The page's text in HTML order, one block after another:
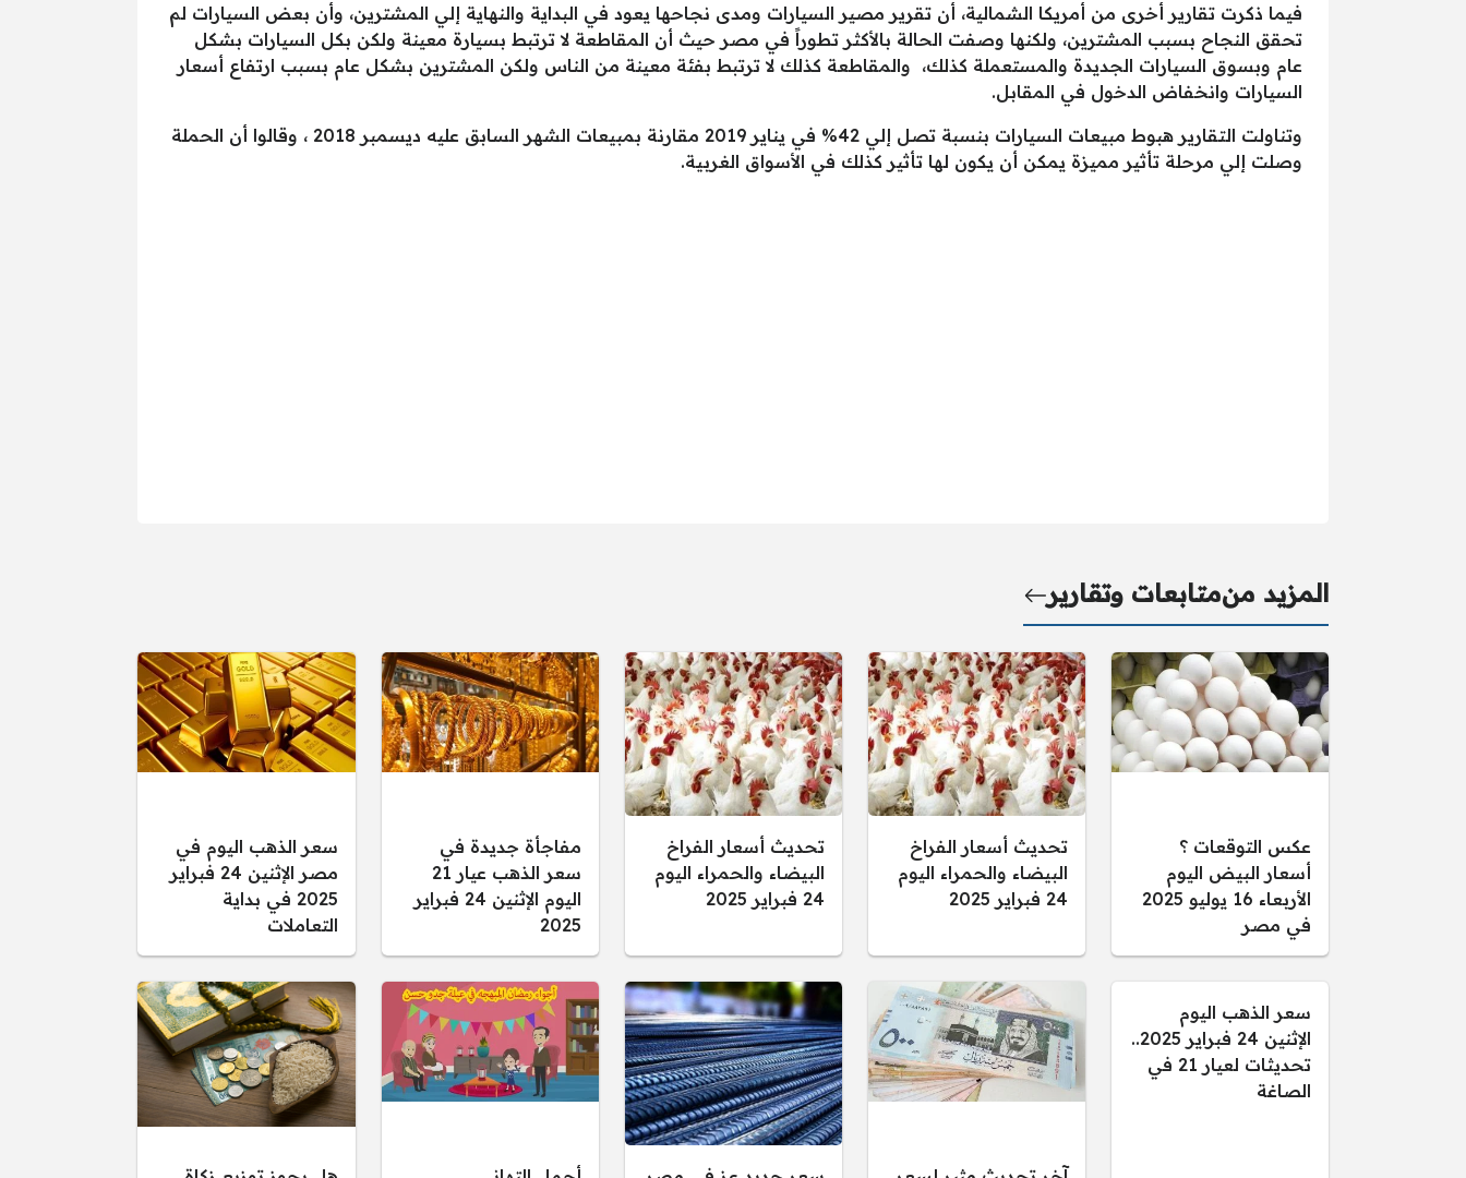
فيما ذكرت تقارير أخرى من أمريكا الشمالية، أن تقرير مصير السيارات ومدى نجاحها يعود في البداية والنهاية إلي المشترين، وأن بعض السيارات لم
تحقق النجاح بسبب المشترين، ولكنها وصفت الحالة بالأكثر تطوراً في مصر حيث أن المقاطعة لا ترتبط بسيارة معينة ولكن بكل السيارات بشكل
عام وبسوق السيارات الجديدة والمستعملة كذلك، والمقاطعة كذلك لا ترتبط بفئة معينة من الناس ولكن المشترين بشكل عام بسبب ارتفاع أسعار
السيارات وانخفاض الدخول في المقابل.
وتناولت التقارير هبوط مبيعات السيارات بنسبة تصل إلي 42% في يناير 2019 مقارنة بمبيعات الشهر السابق عليه ديسمبر 2018 ، وقالوا أن الحملة
وصلت إلي مرحلة تأثير مميزة يمكن أن يكون لها تأثير كذلك في الأسواق الغربية.
المزيد منمتابعات وتقارير
عكس التوقعات ؟
أسعار البيض اليوم
الأربعاء 16 يوليو 2025
في مصر
تحديث أسعار الفراخ
البيضاء والحمراء اليوم
24 فبراير 2025
تحديث أسعار الفراخ
البيضاء والحمراء اليوم
24 فبراير 2025
مفاجأة جديدة في
سعر الذهب عيار 21
اليوم الإثنين 24 فبراير
2025
سعر الذهب اليوم في
مصر الإثنين 24 فبراير
2025 في بداية
التعاملات
سعر الذهب اليوم
الإثنين 24 فبراير 2025..
تحديثات لعيار 21 في
الصاغة